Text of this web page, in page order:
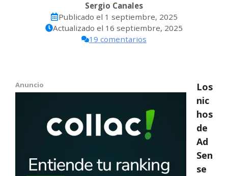
Sergio Canales
Publicado el 1 septiembre, 2025
Actualizado el 16 septiembre, 2025
19 comentarios
Anuncio
Los
nic
hos
de
Ad
Sen
se